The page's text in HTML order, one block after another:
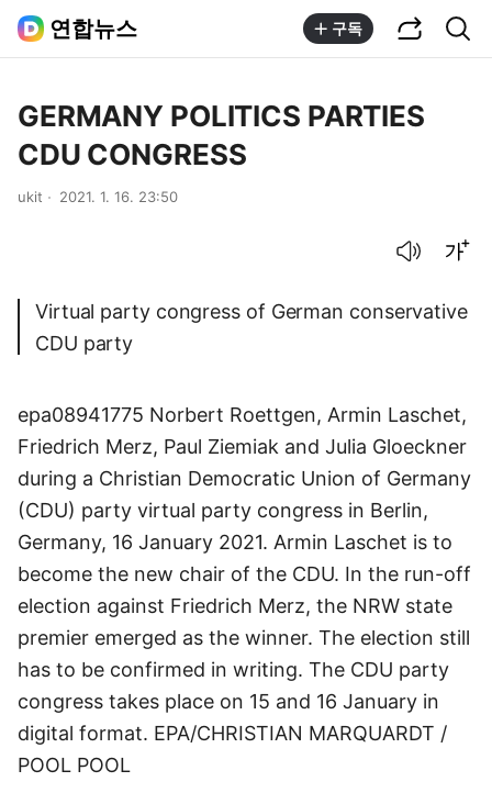
연합뉴스 구독
GERMANY POLITICS PARTIES
CDU CONGRESS
ukit 2021. 1. 16. 23:50
Virtual party congress of German conservative
CDU party
epa08941775 Norbert Roettgen, Armin Laschet,
Friedrich Merz, Paul Ziemiak and Julia Gloeckner
during a Christian Democratic Union of Germany
(CDU) party virtual party congress in Berlin,
Germany, 16 January 2021. Armin Laschet is to
become the new chair of the CDU. In the run-off
election against Friedrich Merz, the NRW state
premier emerged as the winner. The election still
has to be confirmed in writing. The CDU party
congress takes place on 15 and 16 January in
digital format. EPA/CHRISTIAN MARQUARDT /
POOL POOL